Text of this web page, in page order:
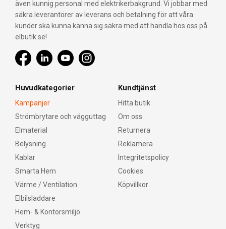
även kunnig personal med elektrikerbakgrund. Vi jobbar med
säkra leverantörer av leverans och betalning för att våra
kunder ska kunna känna sig säkra med att handla hos oss på
elbutik.se!
Huvudkategorier
Kampanjer
Strömbrytare och vägguttag
Elmaterial
Belysning
Kablar
Smarta Hem
Värme / Ventilation
Elbilsladdare
Hem- & Kontorsmiljö
Verktyg
Kundtjänst
Hitta butik
Om oss
Returnera
Reklamera
Integritetspolicy
Cookies
Köpvillkor